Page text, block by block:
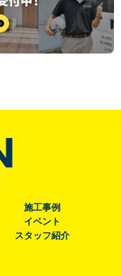
施工事例
イベント
スタッフ紹介